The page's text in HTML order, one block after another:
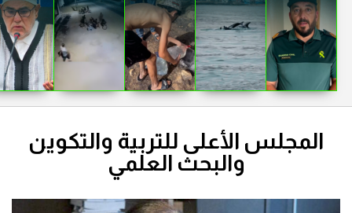
المجلس الأعلى للتربية والتكوين
والبحث العلمي